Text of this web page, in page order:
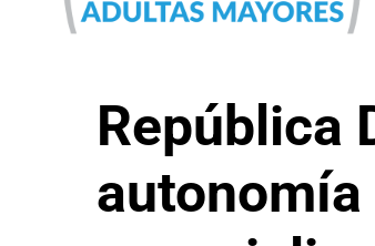
República